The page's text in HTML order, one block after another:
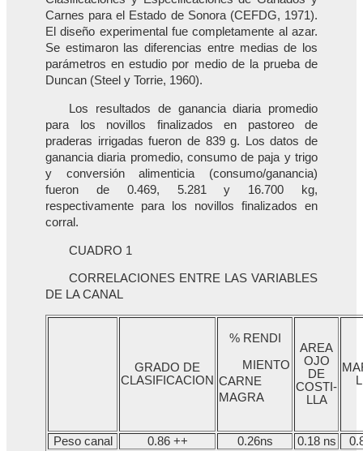
Carnes para el Estado de Sonora (CEFDG, 1971).
El diseño experimental fue completamente al azar.
Se estimaron las diferencias entre medias de los
parámetros en estudio por medio de la prueba de
Duncan (Steel y Torrie, 1960).
Los resultados de ganancia diaria promedio
para los novillos finalizados en pastoreo de
praderas irrigadas fueron de 839 g. Los datos de
ganancia diaria promedio, consumo de paja y trigo
y conversión alimenticia (consumo/ganancia)
fueron de 0.469, 5.281 y 16.700 kg,
respectivamente para los novillos finalizados en
corral.
CUADRO 1
CORRELACIONES ENTRE LAS VARIABLES
DE LA CANAL
GRADO DE
CLASIFICACION
% RENDI
MIENTO
CARNE
MAGRA
AREA
OJO
DE
COSTI-
LLA
Peso canal 0.86 ++ 0.26ns 0.18 ns